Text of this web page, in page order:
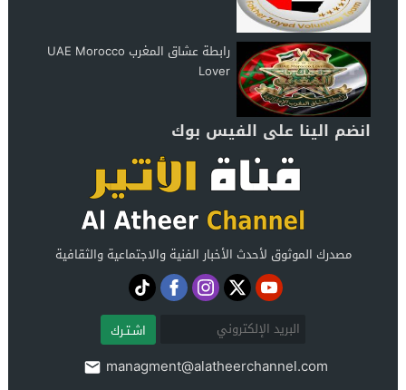
رابطة عشاق المغرب UAE Morocco
Lover
انضم الينا على الفيس بوك
مصدرك الموثوق لأحدث الأخبار الفنية والاجتماعية والثقافية
اشـتـرك
managment@alatheerchannel.com